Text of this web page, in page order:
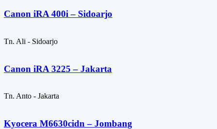
Canon iRA 400i – Sidoarjo
Tn. Ali - Sidoarjo
Canon iRA 3225 – Jakarta
Tn. Anto - Jakarta
Kyocera M6630cidn – Jombang